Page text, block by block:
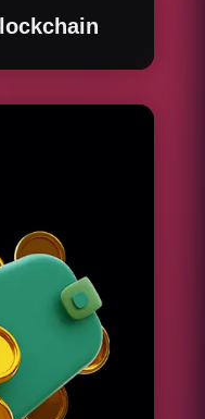
en tus procesos